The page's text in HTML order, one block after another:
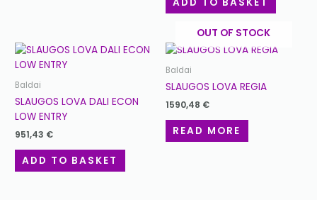
Baldai
SLAUGOS LOVA DALI ECON
LOW ENTRY
951,43 €
ADD TO BASKET
OUT OF STOCK
Baldai
SLAUGOS LOVA REGIA
1590,48 €
READ MORE